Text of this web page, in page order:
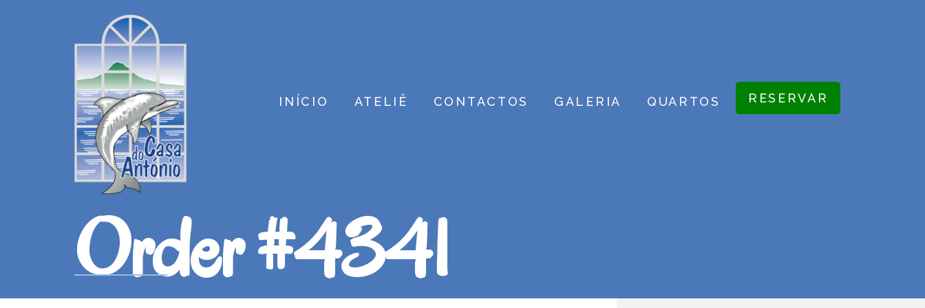
INÍCIO ATELIÊ CONTACTOS GALERIA QUARTOS RESERVAR
Order #4341